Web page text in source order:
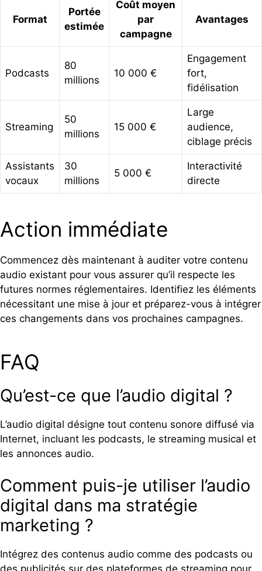
Format
Portée
estimée
Coût moyen
par
campagne
Avantages
Podcasts
80
millions
10 000 €
Engagement
fort,
fidélisation
Streaming
50
millions
15 000 €
Large
audience,
ciblage précis
Assistants
vocaux
30
millions
5 000 €
Interactivité
directe
Action immédiate
Commencez dès maintenant à auditer votre contenu
audio existant pour vous assurer qu’il respecte les
futures normes réglementaires. Identifiez les éléments
nécessitant une mise à jour et préparez-vous à intégrer
ces changements dans vos prochaines campagnes.
FAQ
Qu’est-ce que l’audio digital ?
L’audio digital désigne tout contenu sonore diffusé via
Internet, incluant les podcasts, le streaming musical et
les annonces audio.
Comment puis-je utiliser l’audio
digital dans ma stratégie
marketing ?
Intégrez des contenus audio comme des podcasts ou